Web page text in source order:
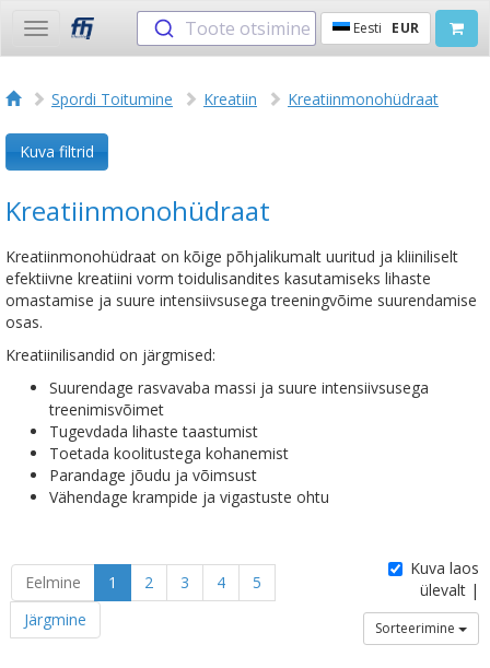
Toggle
navigation
Toote otsimine Eesti EUR
Spordi Toitumine Kreatiin Kreatiinmonohüdraat
Kuva filtrid
Kreatiinmonohüdraat
Kreatiinmonohüdraat on kõige põhjalikumalt uuritud ja kliiniliselt
efektiivne kreatiini vorm toidulisandites kasutamiseks lihaste
omastamise ja suure intensiivsusega treeningvõime suurendamise
osas.
Kreatiinilisandid on järgmised:
Suurendage rasvavaba massi ja suure intensiivsusega
treenimisvõimet
Tugevdada lihaste taastumist
Toetada koolitustega kohanemist
Parandage jõudu ja võimsust
Vähendage krampide ja vigastuste ohtu
Eelmine 1 2 3 4
5
Järgmine
Kuva laos
ülevalt |
Sorteerimine